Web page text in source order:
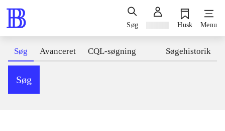
Søg Husk Menu
Søg Avanceret CQL-søgning Søgehistorik
Søg